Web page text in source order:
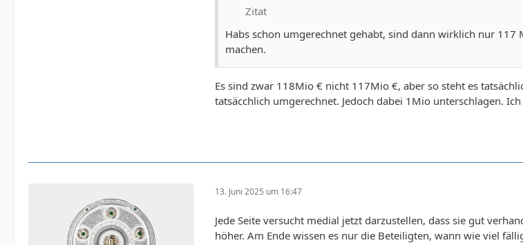
Zitat
Habs schon umgerechnet gehabt, sind dann wirklich nur
machen.
Es sind zwar 118Mio € nicht 117Mio €, aber so steht es
tatsäcchlich umgerechnet. Jedoch dabei 1Mio unterschlagen.
13. Juni 2025 um 16:47
Jede Seite versucht medial jetzt darzustellen, dass sie gut
höher. Am Ende wissen es nur die Beteiligten, wann wie viel